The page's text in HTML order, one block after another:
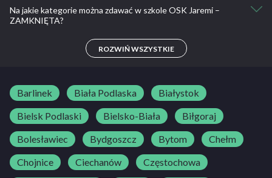
ul. Partyzantów 7 34-600 Limanowa
Na jakie kategorie można zdawać w szkole OSK Jaremi –
ZAMKNIĘTA?
ROZWIŃ WSZYSTKIE
Barlinek Biała Podlaska
Białystok
Bielsk Podlaski
Bielsko-Biała
Biłgoraj
Bolesławiec
Bydgoszcz Bytom
Chełm
Chojnice
Ciechanów
Częstochowa